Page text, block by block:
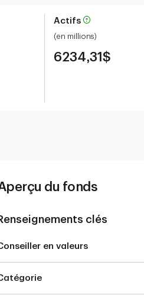
Actifs
(en millions)
6234,31$
du fonds
clés
en valeurs